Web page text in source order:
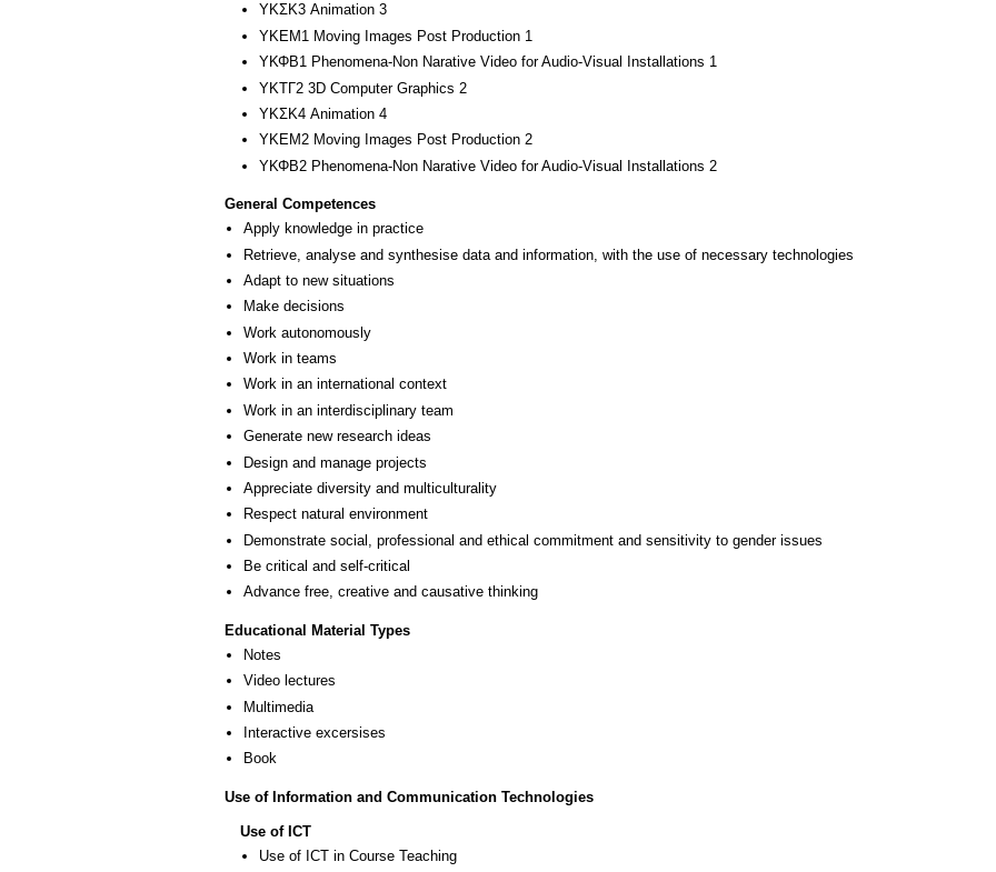
ΥΚΣΚ3 Animation 3
ΥΚΕΜ1 Moving Images Post Production 1
ΥΚΦΒ1 Phenomena-Non Narative Video for Audio-Visual Installations 1
ΥΚΤΓ2 3D Computer Graphics 2
ΥΚΣΚ4 Animation 4
ΥΚΕΜ2 Moving Images Post Production 2
ΥΚΦΒ2 Phenomena-Non Narative Video for Audio-Visual Installations 2
General Competences
Apply knowledge in practice
Retrieve, analyse and synthesise data and information, with the use of necessary technologies
Adapt to new situations
Make decisions
Work autonomously
Work in teams
Work in an international context
Work in an interdisciplinary team
Generate new research ideas
Design and manage projects
Appreciate diversity and multiculturality
Respect natural environment
Demonstrate social, professional and ethical commitment and sensitivity to gender issues
Be critical and self-critical
Advance free, creative and causative thinking
Educational Material Types
Notes
Video lectures
Multimedia
Interactive excersises
Book
Use of Information and Communication Technologies
Use of ICT
Use of ICT in Course Teaching